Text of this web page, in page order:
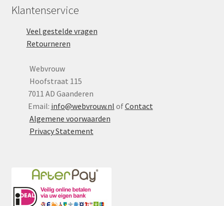
Klantenservice
Veel gestelde vragen
Retourneren
Webvrouw
Hoofstraat 115
7011 AD Gaanderen
Email: info@webvrouw.nl ofContact
Algemene voorwaarden
Privacy Statement